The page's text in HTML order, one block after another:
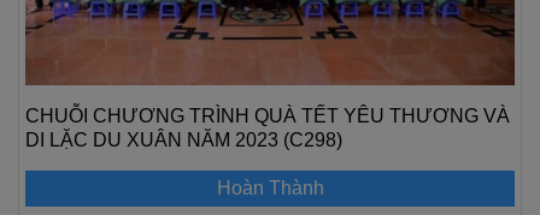
CHUỖI CHƯƠNG TRÌNH QUÀ TẾT YÊU THƯƠNG VÀ
DI LẶC DU XUÂN NĂM 2023 (C298)
Hoàn Thành